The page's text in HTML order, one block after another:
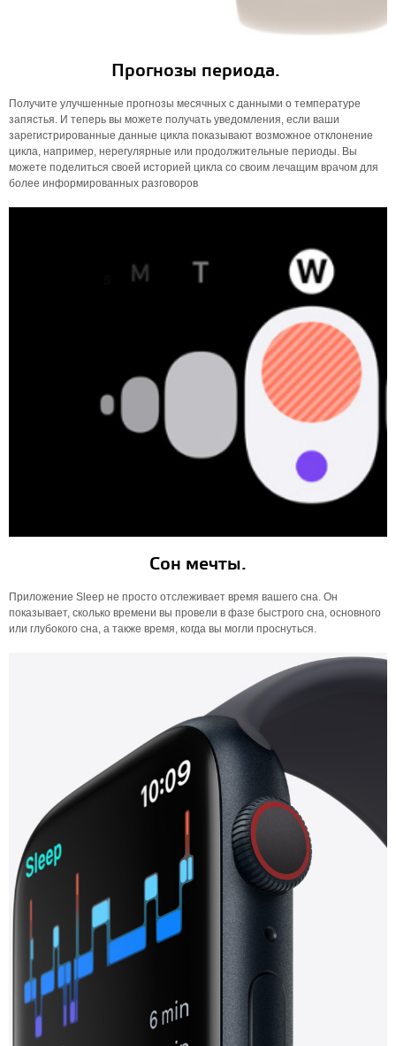
Прогнозы периода.
Получите улучшенные прогнозы месячных с данными о температуре
запястья. И теперь вы можете получать уведомления, если ваши
зарегистрированные данные цикла показывают возможное отклонение
цикла, например, нерегулярные или продолжительные периоды. Вы
можете поделиться своей историей цикла со своим лечащим врачом для
более информированных разговоров
Сон мечты.
Приложение Sleep не просто отслеживает время вашего сна. Он
показывает, сколько времени вы провели в фазе быстрого сна, основного
или глубокого сна, а также время, когда вы могли проснуться.